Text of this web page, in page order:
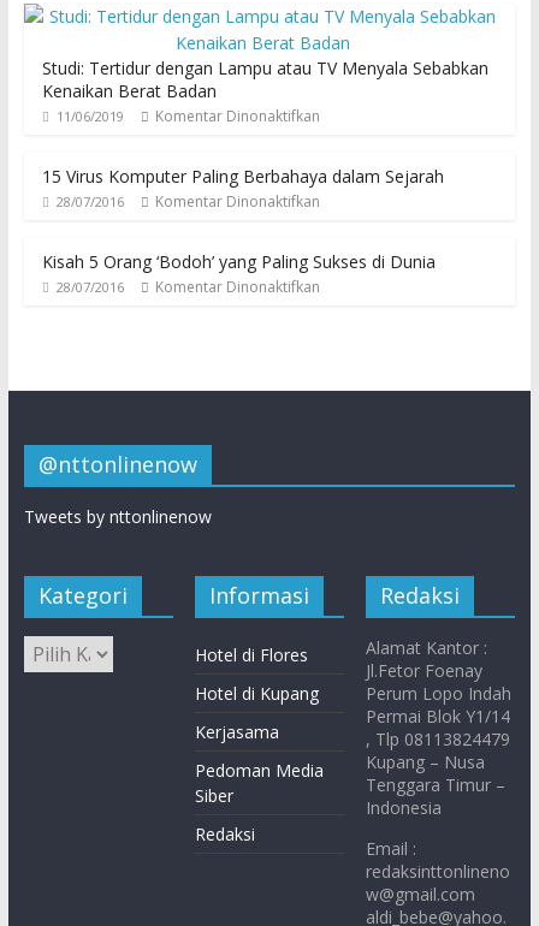
Studi: Tertidur dengan Lampu atau TV Menyala Sebabkan
Kenaikan Berat Badan
11/06/2019 Komentar Dinonaktifkan
15 Virus Komputer Paling Berbahaya dalam Sejarah
28/07/2016 Komentar Dinonaktifkan
Kisah 5 Orang ‘Bodoh’ yang Paling Sukses di Dunia
28/07/2016 Komentar Dinonaktifkan
@nttonlinenow
Tweets by nttonlinenow
Kategori Informasi
Hotel di Flores
Hotel di Kupang
Kerjasama
Pedoman Media
Siber
Redaksi
Redaksi
Alamat Kantor :
Jl.Fetor Foenay
Perum Lopo Indah
Permai Blok Y1/14
, Tlp 08113824479
Kupang – Nusa
Tenggara Timur –
Indonesia
Email :
redaksinttonlineno
w@gmail.com
aldi_bebe@yahoo.